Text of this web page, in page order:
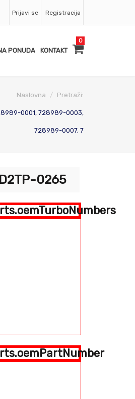
Prijavi se Registracija
PONUDA KONTAKT
0
Naslovna Pretraži:
0001, 728989-0003,
728989-0007, 7
0265